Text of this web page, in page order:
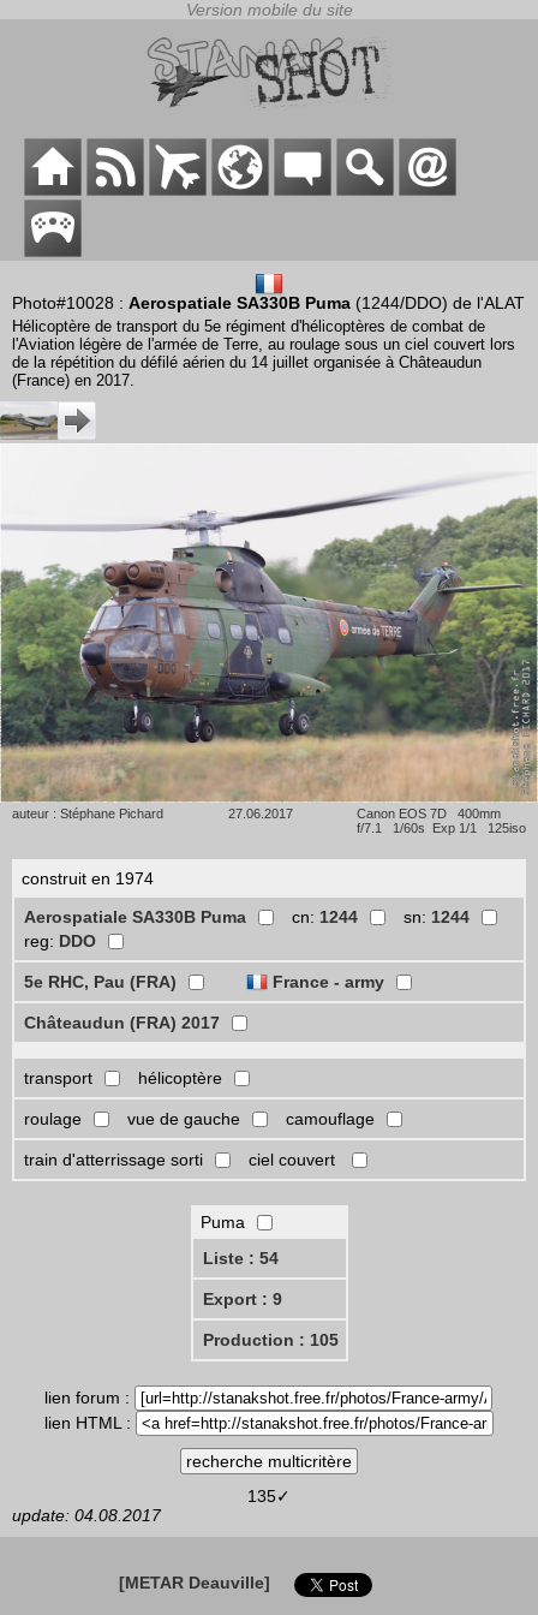
Photo#10028 : Aerospatiale SA330B Puma (1244/DDO) de l'ALAT
Hélicoptère de transport du 5e régiment d'hélicoptères de combat de
l'Aviation légère de l'armée de Terre, au roulage sous un ciel couvert lors
de la répétition du défilé aérien du 14 juillet organisée à Châteaudun
(France) en 2017.
auteur : Stéphane Pichard 27.06.2017
Canon EOS 7D 400mm
f/7.1 1/60s Exp 1/1 125iso
construit en 1974
Aerospatiale SA330B Puma
cn: 1244 sn: 1244
reg: DDO
5e RHC, Pau (FRA) France - army
Châteaudun (FRA) 2017
transport hélicoptère
roulage vue de gauche camouflage
train d'atterrissage sorti ciel couvert
Puma
Liste : 54
Export : 9
Production : 105
lien forum :
lien HTML :
135✓
update: 04.08.2017
[METAR Deauville]